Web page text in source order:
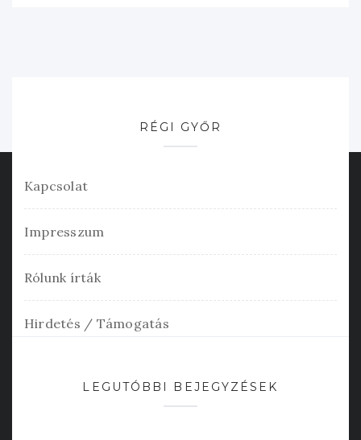
RÉGI GYŐR
Kapcsolat
Impresszum
Rólunk írták
Hirdetés / Támogatás
LEGUTÓBBI BEJEGYZÉSEK